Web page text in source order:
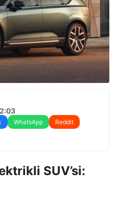
WhatsApp
Reddit
SUV’si: